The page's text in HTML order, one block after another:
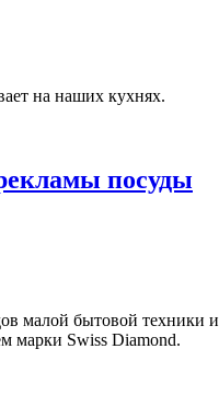
на наших кухнях.
посуды
бытовой техники
марки Swiss Diamond.